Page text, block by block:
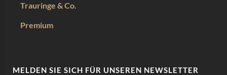
Trauringe & Co.
Premium
MELDEN SIE SICH FÜR UNSEREN NEWSLETTER